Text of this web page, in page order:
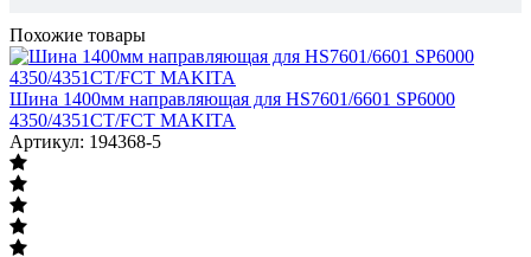
Похожие товары
Шина 1400мм направляющая для HS7601/6601 SP6000
4350/4351CT/FCT MAKITA
Артикул: 194368-5